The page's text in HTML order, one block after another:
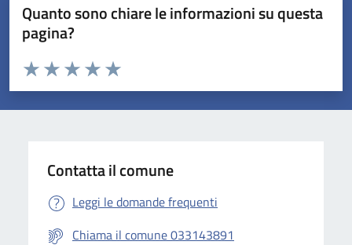
Quanto sono chiare le informazioni su questa
pagina?
Valuta da 1 a 5 stelle la pagina
Valuta 5 stelle su 5
Valuta 4 stelle su 5
Valuta 3 stelle su 5
Valuta 2 stelle su 5
Valuta 1 stelle su 5
Contatta il comune
Leggi le domande frequenti
Chiama il comune 033143891